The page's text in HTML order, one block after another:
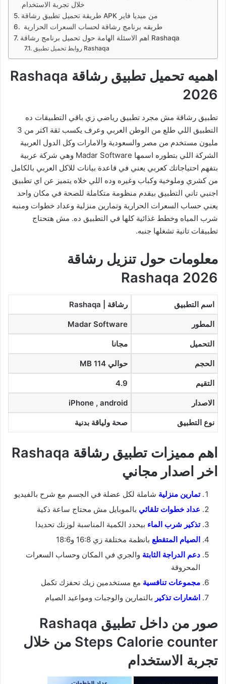
خلال تجربة الاستخدام
طريقة تحميل تطبيق رشاقة APK من ميديا فاير
طريقه برنامج رشاقة لحساب السعرات الحرارية
اهم الاسئلة الهامة حول تحميل برنامج رشاقة Rashaqa
روابط تحميل تطبيق Rashaqa
اهميه تحميل تطبيق رشاقة Rashaqa
2026
تطبيق رشاقة مش مجرد تطبيق رياضي زي باقي التطبيقات ده
التطبيق اللي طلع من الوطن العربي وعرف يكسب ثقة اكتر من 3
مليون مستخدم من مصر والسعودية والامارات وكل الدول العربية
الشركة اللي بتطوره اسمها Madar Software وهي شركة عربية
بتفهم احتياجاتك كعربي يعني في قاعدة بيانات للاكل العربي بالكامل
من كشري وملوخية وكباب وغيره وده اللي خلاه يتميز عن اي تطبيق
اجنبي تاني التطبيق بيقدم منظومة متكاملة للصحة في مكان واحد
يعني حساب السعرات الحرارية وتمارين منزلية وعداد خطوات ومنبه
شرب المياه وخطط غذائية كلها في التطبيق ده. مش هتحتاج
تطبيقات تانية تشغلها جنبه.
معلومات حول تنزيل رشاقة
Rashaqa 2026
اسم التطبيق رشاقة | Rashaqa
المطور Madar Software
التحميل مجانا
الحجم حوالي 114 MB
التقيم 4.9
الاصدار iPhone , android
نوع التطبيق صحة ولياقة بدنية
اهم مميزات تطبيق رشاقة Rashaqa
اخر اصدار مجاني
تمارين منزلية شاملة لكل عضلة في الجسم مع شرح بالفيديو
عداد خطوات تلقائي بالموبايل مش محتاج ساعة ذكية
تذكير شرب الماء بيحدد الكمية المناسبة لوزنك تحديدا
الصيام المتقطع بانظمة مختلفة زي 16:8 و18:6
دعم الدراجة الثابتة والجري في المكان وحساب السعرات
المحروقة
مجموعات تنافسية مع مستخدمين زيك تحفزك تكمل
اشعارات تذكير بالتمارين والوجبات ومواعيد الصيام
صور من داخل تطبيق Rashaqa
Steps Calorie counter من خلال
تجربة الاستخدام